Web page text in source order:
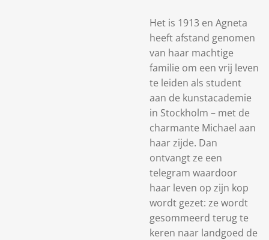
Het is 1913 en Agneta
heeft afstand genomen
van haar machtige
familie om een vrij leven
te leiden als student
aan de kunstacademie
in Stockholm – met de
charmante Michael aan
haar zijde. Dan
ontvangt ze een
telegram waardoor
haar leven op zijn kop
wordt gezet: ze wordt
gesommeerd terug te
keren naar landgoed de